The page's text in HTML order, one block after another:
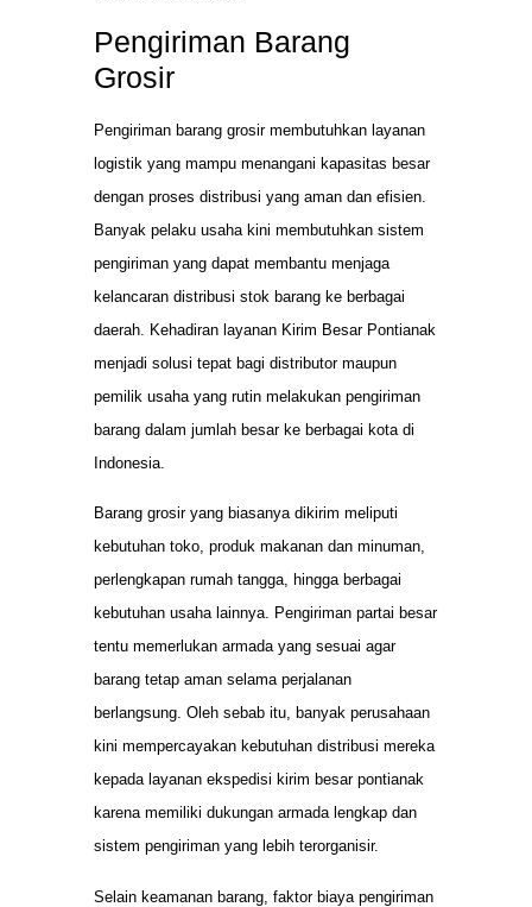
Pengiriman Barang
Grosir
Pengiriman barang grosir membutuhkan layanan
logistik yang mampu menangani kapasitas besar
dengan proses distribusi yang aman dan efisien.
Banyak pelaku usaha kini membutuhkan sistem
pengiriman yang dapat membantu menjaga
kelancaran distribusi stok barang ke berbagai
daerah. Kehadiran layanan Kirim Besar Pontianak
menjadi solusi tepat bagi distributor maupun
pemilik usaha yang rutin melakukan pengiriman
barang dalam jumlah besar ke berbagai kota di
Indonesia.
Barang grosir yang biasanya dikirim meliputi
kebutuhan toko, produk makanan dan minuman,
perlengkapan rumah tangga, hingga berbagai
kebutuhan usaha lainnya. Pengiriman partai besar
tentu memerlukan armada yang sesuai agar
barang tetap aman selama perjalanan
berlangsung. Oleh sebab itu, banyak perusahaan
kini mempercayakan kebutuhan distribusi mereka
kepada layanan ekspedisi kirim besar pontianak
karena memiliki dukungan armada lengkap dan
sistem pengiriman yang lebih terorganisir.
Selain keamanan barang, faktor biaya pengiriman